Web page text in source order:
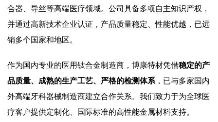
合器、导丝等高端医疗领域。公司具备多项自主知识产权，
并通过高新技术企业认证，产品质量稳定、性能优越，已远
销多个国家和地区。
作为国内专业的医用钛合金制造商，博康特材凭借稳定的产
品质量、成熟的生产工艺、严格的检测体系，已与多家国内
外高端牙科器械制造商建立合作关系。我们致力于为全球医
疗客户提供定制化、国际标准的高性能金属材料支持。